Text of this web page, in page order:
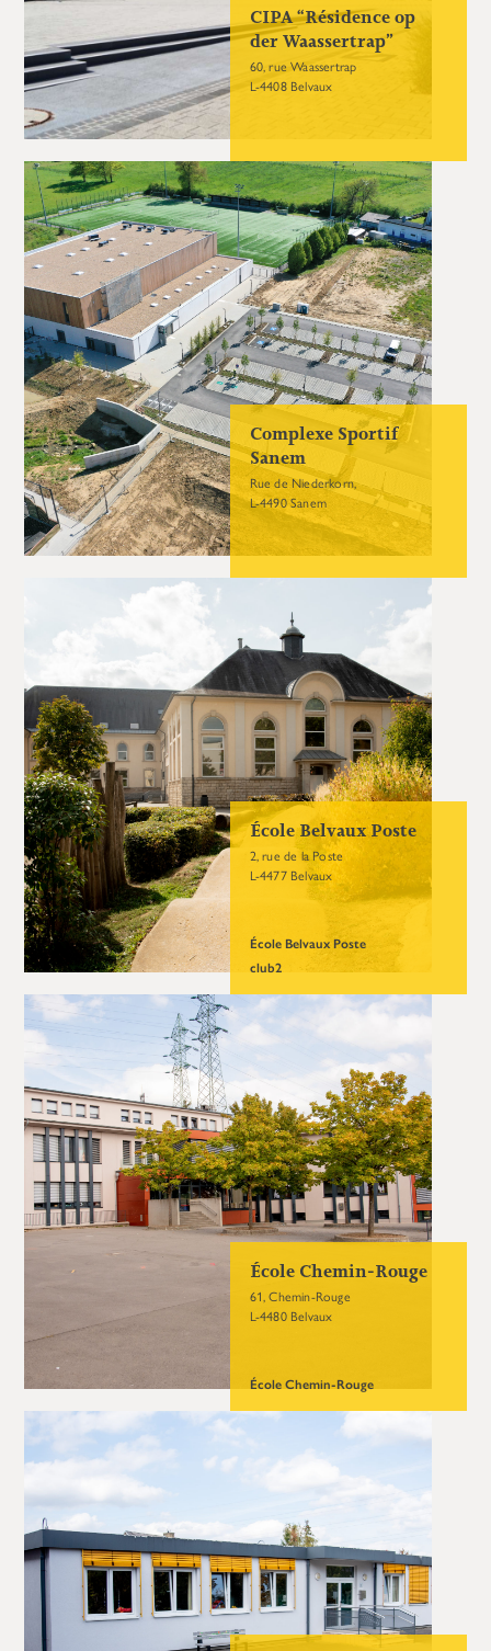
CIPA “Résidence op
der Waassertrap”
60, rue Waassertrap
L-4408 Belvaux
Complexe Sportif
Sanem
Rue de Niederkorn,
L-4490 Sanem
École Belvaux Poste
2, rue de la Poste
L-4477 Belvaux
École Belvaux Poste
club2
École Chemin-Rouge
61, Chemin-Rouge
L-4480 Belvaux
École Chemin-Rouge